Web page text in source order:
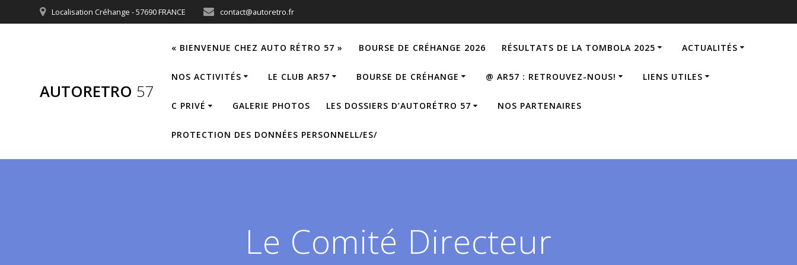
au
Localisation Créhange - 57690 FRANCE contact@autoretro.fr
AUTORETRO 57
« BIENVENUE CHEZ AUTO RÉTRO 57 » BOURSE DE CRÉHANGE 2026 RÉSULTATS DE LA TOMBOLA 2025 ACTUALITÉS
NOS ACTIVITÉS LE CLUB AR57 BOURSE DE CRÉHANGE @ AR57 : RETROUVEZ-NOUS! LIENS UTILES
C PRIVÉ GALERIE PHOTOS LES DOSSIERS D’AUTORÉTRO 57 NOS PARTENAIRES
PROTECTION DES DONNÉES PERSONNELL/ES/
Le Comité Directeur